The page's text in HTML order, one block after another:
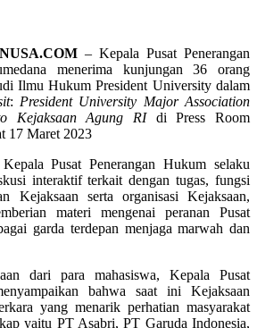
NUSA.COM – Kepala Pusat Penerangan
menerima kunjungan 36 orang
Ilmu Hukum President University dalam
: President University Major Association
Kejaksaan Agung RI di Press Room
17 Maret 2023
Pusat Penerangan Hukum selaku
interaktif terkait dengan tugas, fungsi
Kejaksaan serta organisasi Kejaksaan,
materi mengenai peranan Pusat
garda terdepan menjaga marwah dan
dari para mahasiswa, Kepala Pusat
bahwa saat ini Kejaksaan
yang menarik perhatian masyarakat
yaitu PT Asabri, PT Garuda Indonesia,